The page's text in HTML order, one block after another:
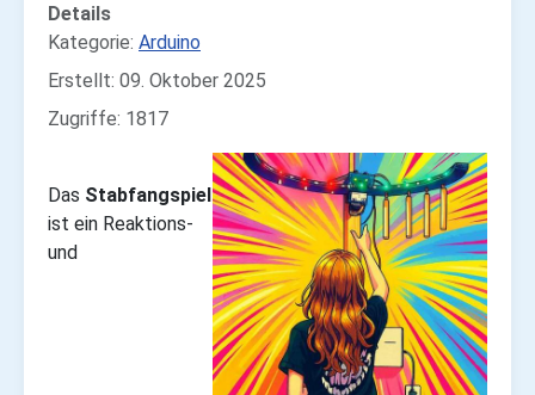
Details
Kategorie: Arduino
Erstellt: 09. Oktober 2025
Zugriffe: 1817
Das Stabfangspiel
ist ein Reaktions-
und